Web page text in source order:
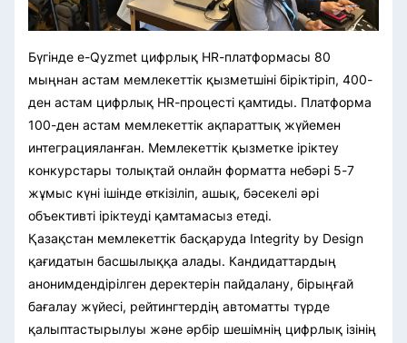
Бүгінде e-Qyzmet цифрлық HR-платформасы 80
мыңнан астам мемлекеттік қызметшіні біріктіріп, 400-
ден астам цифрлық HR-процесті қамтиды. Платформа
100-ден астам мемлекеттік ақпараттық жүйемен
интеграцияланған. Мемлекеттік қызметке іріктеу
конкурстары толықтай онлайн форматта небәрі 5-7
жұмыс күні ішінде өткізіліп, ашық, бәсекелі әрі
объективті іріктеуді қамтамасыз етеді.
Қазақстан мемлекеттік басқаруда Integrity by Design
қағидатын басшылыққа алады. Кандидаттардың
анонимдендірілген деректерін пайдалану, бірыңғай
бағалау жүйесі, рейтингтердің автоматты түрде
қалыптастырылуы және әрбір шешімнің цифрлық ізінің